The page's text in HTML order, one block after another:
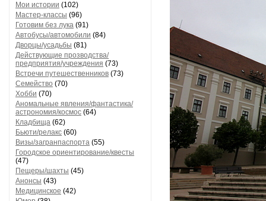
Мои истории (102)
Мастер-классы (96)
Готовим без лука (91)
Автобусы/автомобили (84)
Дворцы/усадьбы (81)
Действующие прозводства/
предприятия/учреждения (73)
Встречи путешественников (73)
Семейство (70)
Хобби (70)
Аномальные явления/фантастика/
астрономия/космос (64)
Кладбища (62)
Бьюти/релакс (60)
Визы/загранпаспорта (55)
Городское ориентирование/квесты
(47)
Пещеры/шахты (45)
Анонсы (43)
Медицинское (42)